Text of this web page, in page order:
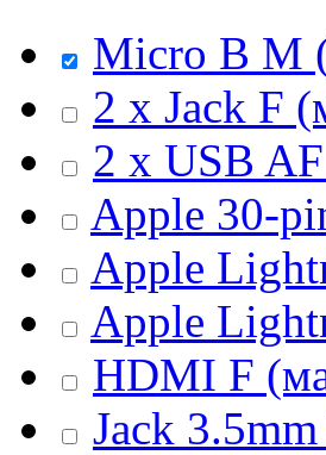
Micro B M
2 x Jack F
2 x USB
Apple 30-
Apple
Apple
HDMI F
Jack